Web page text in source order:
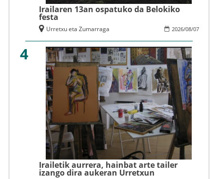
Irailaren 13an ospatuko da Belokiko
festa
2026/08/07
Urretxu eta Zumarraga
4
Irailetik aurrera, hainbat arte tailer
izango dira aukeran Urretxun